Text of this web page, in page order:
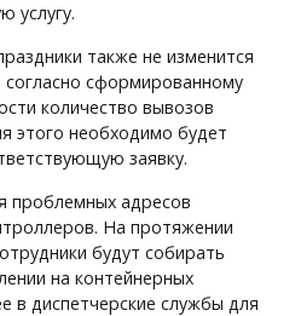
услугу.
также не изменится
сформированному
количество вывозов
этого необходимо будет
заявку.
проблемных адресов
На протяжении
будут собирать
на контейнерных
в диспетчерские службы для